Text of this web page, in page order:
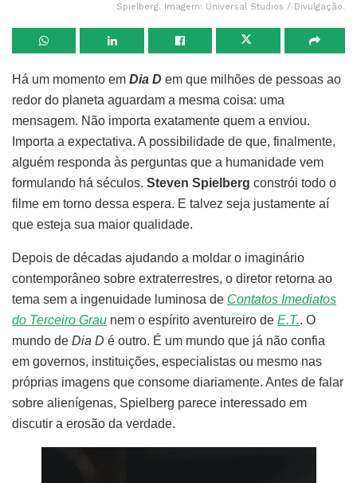
Spielberg. Imagem: Universal Studios / Divulgação.
Há um momento em Dia D em que milhões de pessoas ao
redor do planeta aguardam a mesma coisa: uma
mensagem. Não importa exatamente quem a enviou.
Importa a expectativa. A possibilidade de que, finalmente,
alguém responda às perguntas que a humanidade vem
formulando há séculos. Steven Spielberg constrói todo o
filme em torno dessa espera. E talvez seja justamente aí
que esteja sua maior qualidade.
Depois de décadas ajudando a moldar o imaginário
contemporâneo sobre extraterrestres, o diretor retorna ao
tema sem a ingenuidade luminosa de Contatos Imediatos
do Terceiro Grau nem o espírito aventureiro de E.T.. O
mundo de Dia D é outro. É um mundo que já não confia
em governos, instituições, especialistas ou mesmo nas
próprias imagens que consome diariamente. Antes de falar
sobre alienígenas, Spielberg parece interessado em
discutir a erosão da verdade.